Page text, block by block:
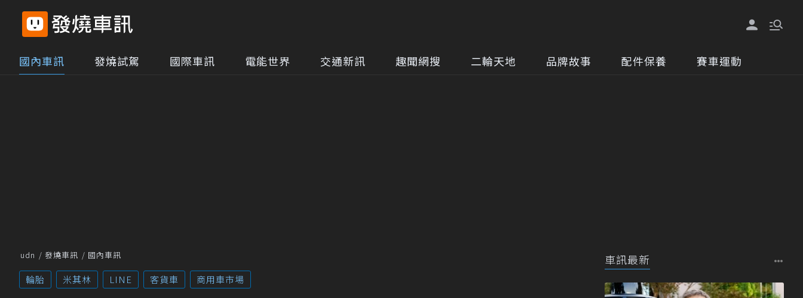
國內車訊 發燒試駕 國際車訊 電能世界 交通新訊 趣聞網搜 二輪天地 品牌故事 配件保養 賽車運動
udn 發燒車訊 國內車訊
輪胎 米其林 LINE 客貨車 商用車市場
車訊最新